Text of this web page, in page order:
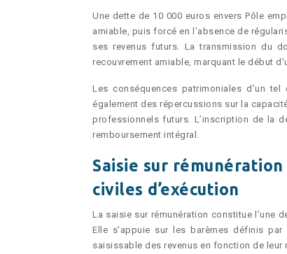
Une dette de 10 000 euros envers Pôle
amiable, puis forcé en l’absence de
ses revenus futurs. La transmission du
recouvrement amiable, marquant le début
Les conséquences patrimoniales d’un
également des répercussions sur la
professionnels futurs. L’inscription de la
remboursement intégral.
Saisie sur
civiles d’exécution
La saisie sur rémunération constitue l’une
Elle s’appuie sur les barèmes définis
saisissable des revenus en fonction de